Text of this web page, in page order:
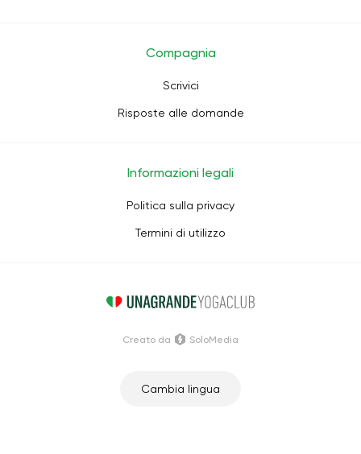
Compagnia
Scrivici
Risposte alle domande
Informazioni legali
Politica sulla privacy
Termini di utilizzo
Cambia lingua
Creato da SoloMedia